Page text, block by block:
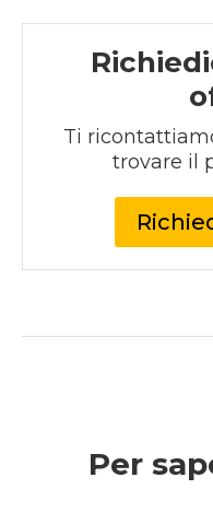
Ti
trovare il
Per